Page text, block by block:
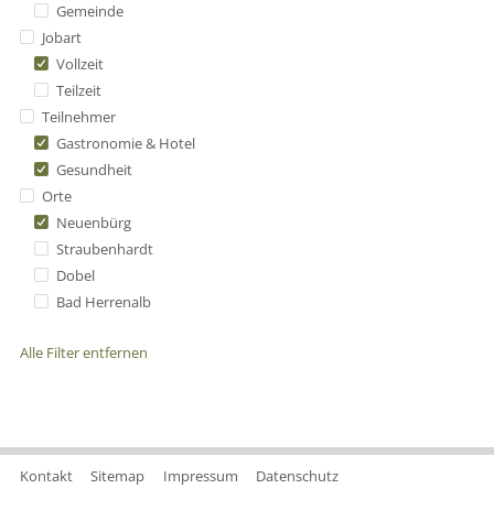
Gemeinde
Jobart
Vollzeit
Teilzeit
Teilnehmer
Gastronomie & Hotel
Gesundheit
Orte
Neuenbürg
Straubenhardt
Dobel
Bad Herrenalb
Alle Filter entfernen
Kontakt Sitemap Impressum Datenschutz